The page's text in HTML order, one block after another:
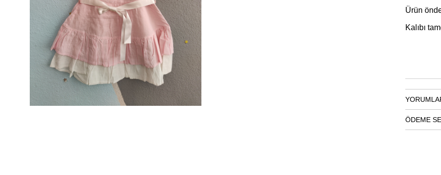
Ürün
Kalıbı
ÖDEME